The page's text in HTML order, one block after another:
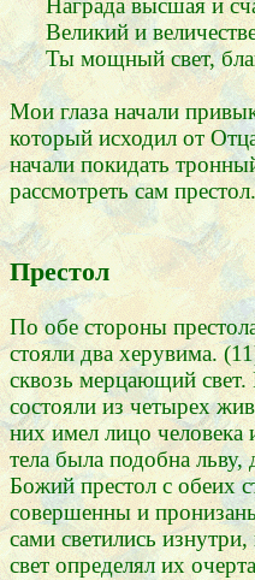
Награда высшая и
Великий и
Ты мощный свет,
Мои глаза начали
который исходил от
начали покидать
рассмотреть сам престол.
Престол
По обе стороны
стояли два херувима.
сквозь мерцающий
состояли из четырех
них имел лицо человека
тела была подобна
Божий престол с обеих
совершенны и
сами светились
свет определял их